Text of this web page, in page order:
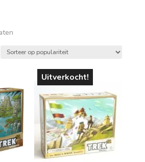
23
Gesorteerd
populariteit
Uitverkocht!